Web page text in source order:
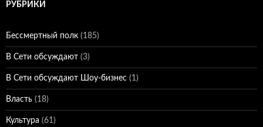
РУБРИКИ
Бессмертный полк (185)
В Сети обсуждают (3)
В Сети обсуждают Шоу-бизнес (1)
Власть (18)
Культура (61)